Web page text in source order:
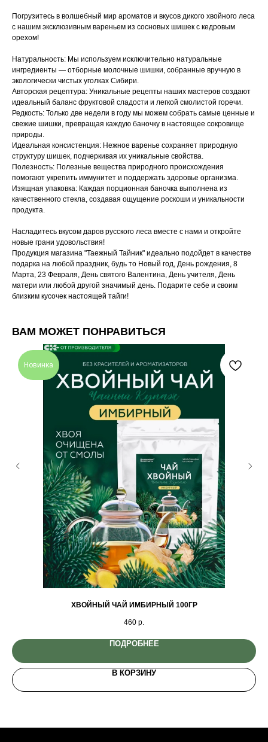
Погрузитесь в волшебный мир ароматов и вкусов дикого хвойного леса
с нашим эксклюзивным вареньем из сосновых шишек с кедровым
орехом!
Натуральность: Мы используем исключительно натуральные
ингредиенты — отборные молочные шишки, собранные вручную в
экологически чистых уголках Сибири.
Авторская рецептура: Уникальные рецепты наших мастеров создают
идеальный баланс фруктовой сладости и легкой смолистой горечи.
Редкость: Только две недели в году мы можем собрать самые ценные и
свежие шишки, превращая каждую баночку в настоящее сокровище
природы.
Идеальная консистенция: Нежное варенье сохраняет природную
структуру шишек, подчеркивая их уникальные свойства.
Полезность: Полезные вещества природного происхождения
помогают укрепить иммунитет и поддержать здоровье организма.
Изящная упаковка: Каждая порционная баночка выполнена из
качественного стекла, создавая ощущение роскоши и уникальности
продукта.
Насладитесь вкусом даров русского леса вместе с нами и откройте
новые грани удовольствия!
Продукция магазина "Таежный Тайник" идеально подойдет в качестве
подарка на любой праздник, будь то Новый год, День рождения, 8
Марта, 23 Февраля, День святого Валентина, День учителя, День
матери или любой другой значимый день. Подарите себе и своим
близким кусочек настоящей тайги!
ВАМ МОЖЕТ ПОНРАВИТЬСЯ
Новинка
ХВОЙНЫЙ ЧАЙ ИМБИРНЫЙ 100ГР
460 р.
ПОДРОБНЕЕ
В КОРЗИНУ